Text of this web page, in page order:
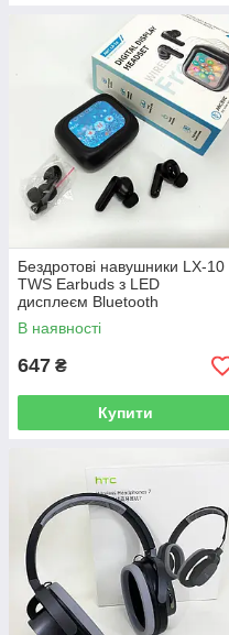
Бездротові навушники LX-10
TWS Earbuds з LED
дисплеєм Bluetooth
бездротові навушники
затички. Колір: чорний
В наявності
647 ₴
Купити